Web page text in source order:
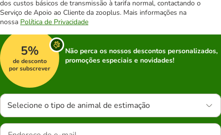
dos custos básicos de transmissão à tarifa normal, contactando o
Serviço de Apoio ao Cliente da zooplus. Mais informações na
nossa Política de Privacidade
5%
de desconto
por subscrever
Não perca os nossos descontos personalizados,
promoções especiais e novidades!
Selecione o tipo de animal de estimação